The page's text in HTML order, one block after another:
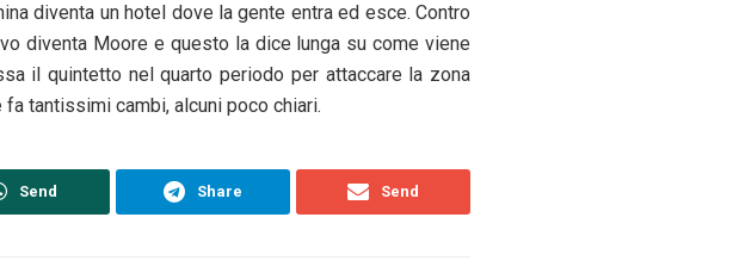
diventa un hotel dove la gente entra ed esce. Contro
diventa Moore e questo la dice lunga su come viene
il quintetto nel quarto periodo per attaccare la zona
tantissimi cambi, alcuni poco chiari.
Send Share Send